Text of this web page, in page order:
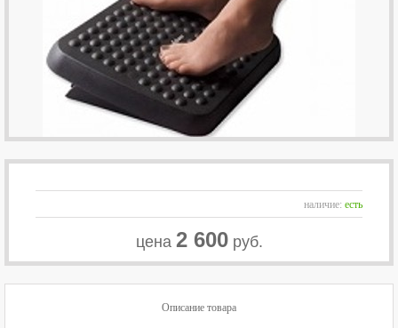
наличие: есть
цена 2 600руб.
Описание товара